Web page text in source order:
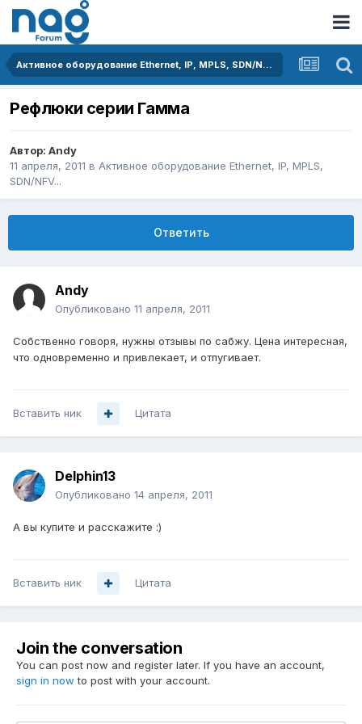
Активное оборудование Ethernet, IP, MPLS, SDN/NFV...
Рефлюки серии Гамма
Автор: Andy
11 апреля, 2011 в Активное оборудование Ethernet, IP, MPLS,
SDN/NFV...
Ответить
Andy
Опубликовано 11 апреля, 2011
Собственно говоря, нужны отзывы по сабжу. Цена интересная,
что одновременно и привлекает, и отпугивает.
Вставить ник Цитата
Delphin13
Опубликовано 14 апреля, 2011
А вы купите и расскажите :)
Вставить ник Цитата
Join the conversation
You can post now and register later. If you have an account,
sign in now to post with your account.